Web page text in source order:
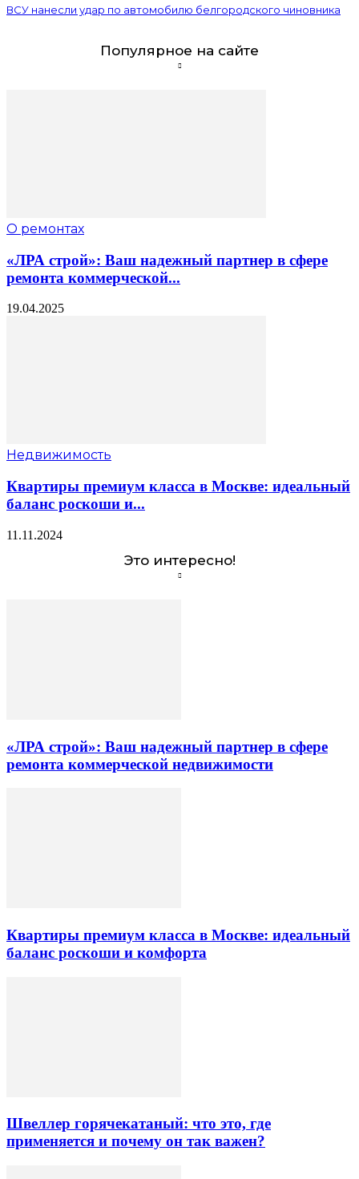
ВСУ нанесли удар по автомобилю белгородского чиновника
Популярное на сайте
О ремонтах
«ЛРА строй»: Ваш надежный партнер в сфере
ремонта коммерческой...
19.04.2025
Недвижимость
Квартиры премиум класса в Москве: идеальный
баланс роскоши и...
11.11.2024
Это интересно!
«ЛРА строй»: Ваш надежный партнер в сфере
ремонта коммерческой недвижимости
Квартиры премиум класса в Москве: идеальный
баланс роскоши и комфорта
Швеллер горячекатаный: что это, где
применяется и почему он так важен?